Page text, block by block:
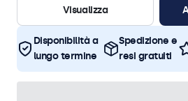
Visualizza
Disponibilità a
lungo termine
Spedizione e
resi gratuiti